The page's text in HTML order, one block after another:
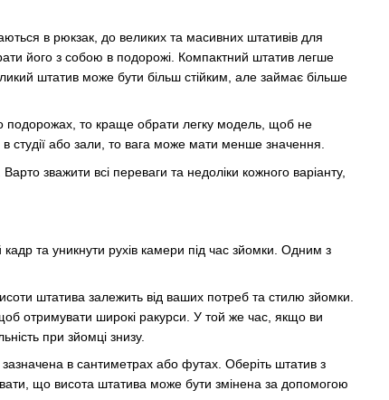
в рюкзак, до великих та масивних штативів для
його з собою в подорожі. Компактний штатив легше
штатив може бути більш стійким, але займає більше
подорожах, то краще обрати легку модель, щоб не
студії або зали, то вага може мати менше значення.
зважити всі переваги та недоліки кожного варіанту,
та уникнути рухів камери під час зйомки. Одним з
штатива залежить від ваших потреб та стилю зйомки.
отримувати широкі ракурси. У той же час, якщо ви
при зйомці знизу.
в сантиметрах або футах. Оберіть штатив з
що висота штатива може бути змінена за допомогою